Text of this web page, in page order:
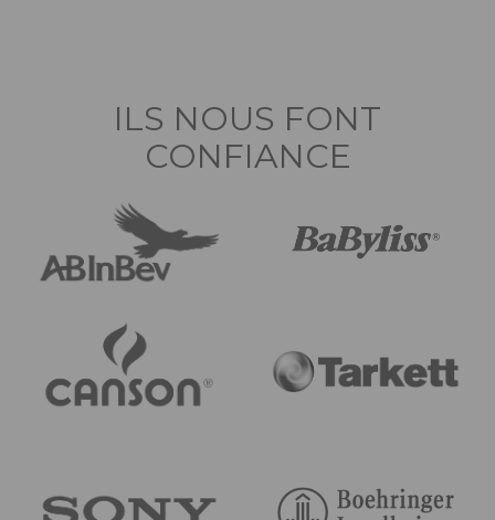
ILS NOUS FONT
CONFIANCE